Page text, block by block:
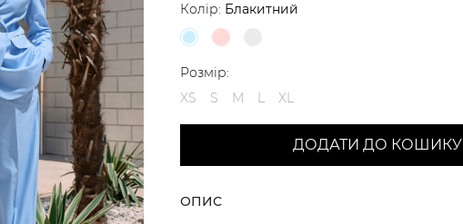
Колір: Блакитний
Розмір:
XS
S M L XL
ДОДАТИ ДО КОШИКУ
ОПИС